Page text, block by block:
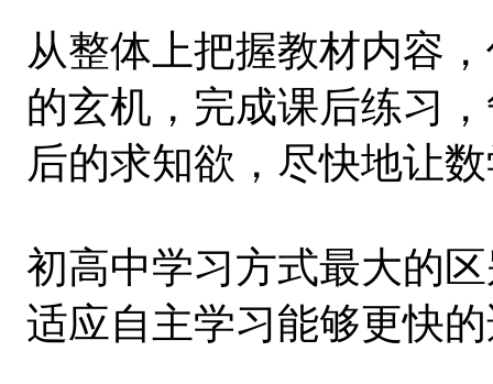
从整体上把握教材内容
的玄机，完成课后练习
后的求知欲，尽快地让
初高中学习方式最大的
适应自主学习能够更快